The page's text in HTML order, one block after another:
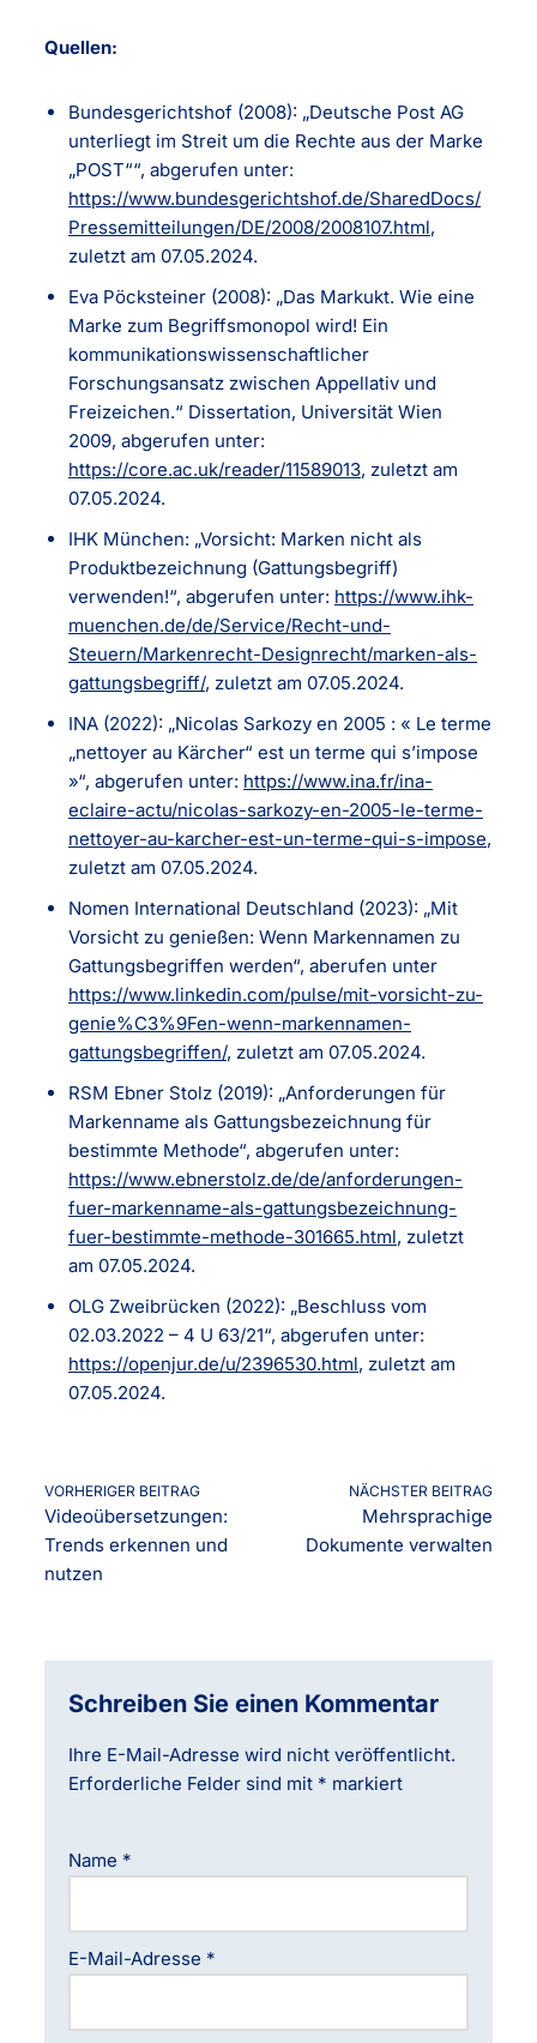
Quellen:
Bundesgerichtshof (2008): „Deutsche Post AG
unterliegt im Streit um die Rechte aus der Marke
„POST““, abgerufen unter:
https://www.bundesgerichtshof.de/SharedDocs/
Pressemitteilungen/DE/2008/2008107.html,
zuletzt am 07.05.2024.
Eva Pöcksteiner (2008): „Das Markukt. Wie eine
Marke zum Begriffsmonopol wird! Ein
kommunikationswissenschaftlicher
Forschungsansatz zwischen Appellativ und
Freizeichen.“ Dissertation, Universität Wien
2009, abgerufen unter:
https://core.ac.uk/reader/11589013, zuletzt am
07.05.2024.
IHK München: „Vorsicht: Marken nicht als
Produktbezeichnung (Gattungsbegriff)
verwenden!“, abgerufen unter: https://www.ihk-
muenchen.de/de/Service/Recht-und-
Steuern/Markenrecht-Designrecht/marken-als-
gattungsbegriff/, zuletzt am 07.05.2024.
INA (2022): „Nicolas Sarkozy en 2005 : « Le terme
„nettoyer au Kärcher“ est un terme qui s’impose
»“, abgerufen unter: https://www.ina.fr/ina-
eclaire-actu/nicolas-sarkozy-en-2005-le-terme-
nettoyer-au-karcher-est-un-terme-qui-s-impose,
zuletzt am 07.05.2024.
Nomen International Deutschland (2023): „Mit
Vorsicht zu genießen: Wenn Markennamen zu
Gattungsbegriffen werden“, aberufen unter
https://www.linkedin.com/pulse/mit-vorsicht-zu-
genie%C3%9Fen-wenn-markennamen-
gattungsbegriffen/, zuletzt am 07.05.2024.
RSM Ebner Stolz (2019): „Anforderungen für
Markenname als Gattungsbezeichnung für
bestimmte Methode“, abgerufen unter:
https://www.ebnerstolz.de/de/anforderungen-
fuer-markenname-als-gattungsbezeichnung-
fuer-bestimmte-methode-301665.html, zuletzt
am 07.05.2024.
OLG Zweibrücken (2022): „Beschluss vom
02.03.2022 – 4 U 63/21“, abgerufen unter:
https://openjur.de/u/2396530.html, zuletzt am
07.05.2024.
VORHERIGER BEITRAG
Videoübersetzungen:
Trends erkennen und
nutzen
NÄCHSTER BEITRAG
Mehrsprachige
Dokumente verwalten
Schreiben Sie einen Kommentar
Ihre E-Mail-Adresse wird nicht veröffentlicht.
Erforderliche Felder sind mit * markiert
Name *
E-Mail-Adresse *